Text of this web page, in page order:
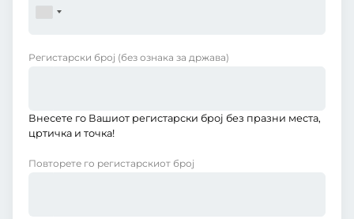
Регистарски број (без ознака за држава)
Внесете го Вашиот регистарски број без празни места,
цртичка и точка!
Повторете го регистарскиот број